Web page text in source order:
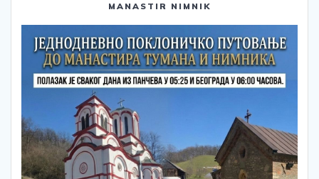
MANASTIR NIMNIK